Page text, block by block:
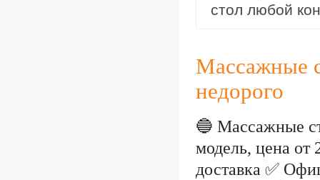
стол любой
Массажные
недорого
🔵 Массажные
модель, цена
доставка ✅